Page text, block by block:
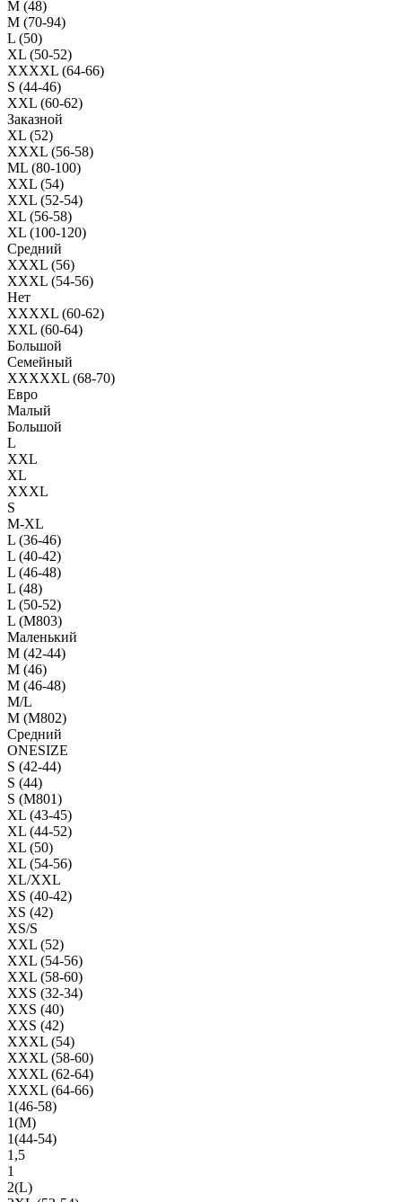
M (48)
M (70-94)
L (50)
XL (50-52)
XXXXL (64-66)
S (44-46)
XXL (60-62)
Заказной
XL (52)
XXXL (56-58)
ML (80-100)
XXL (54)
XXL (52-54)
XL (56-58)
XL (100-120)
Средний
XXXL (56)
XXXL (54-56)
Нет
XXXXL (60-62)
XXL (60-64)
Большой
Семейный
XXXXXL (68-70)
Евро
Малый
Большой
L
XXL
XL
XXXL
S
M-XL
L (36-46)
L (40-42)
L (46-48)
L (48)
L (50-52)
L (M803)
Маленький
М (42-44)
M (46)
M (46-48)
M/L
M (M802)
Средний
ONESIZE
S (42-44)
S (44)
S (M801)
XL (43-45)
XL (44-52)
XL (50)
XL (54-56)
XL/XXL
XS (40-42)
XS (42)
XS/S
XXL (52)
XXL (54-56)
XXL (58-60)
XXS (32-34)
XXS (40)
XXS (42)
XXXL (54)
XXXL (58-60)
XXXL (62-64)
XXXL (64-66)
1(46-58)
1(М)
1(44-54)
1,5
1
2(L)